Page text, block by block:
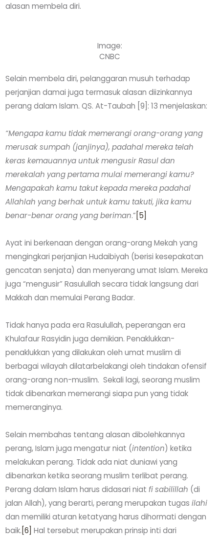
alasan membela diri.
Image:
CNBC
Selain membela diri, pelanggaran musuh terhadap
perjanjian damai juga termasuk alasan diizinkannya
perang dalam Islam. QS. At-Taubah [9]: 13 menjelaskan:
“Mengapa kamu tidak memerangi orang-orang yang
merusak sumpah (janjinya), padahal mereka telah
keras kemauannya untuk mengusir Rasul dan
merekalah yang pertama mulai memerangi kamu?
Mengapakah kamu takut kepada mereka padahal
Allahlah yang berhak untuk kamu takuti, jika kamu
benar-benar orang yang beriman.”[5]
Ayat ini berkenaan dengan orang-orang Mekah yang
mengingkari perjanjian Hudaibiyah (berisi kesepakatan
gencatan senjata) dan menyerang umat Islam. Mereka
juga “mengusir” Rasulullah secara tidak langsung dari
Makkah dan memulai Perang Badar.
Tidak hanya pada era Rasulullah, peperangan era
Khulafaur Rasyidin juga demikian. Penaklukkan-
penaklukkan yang dilakukan oleh umat muslim di
berbagai wilayah dilatarbelakangi oleh tindakan ofensif
orang-orang non-muslim. Sekali lagi, seorang muslim
tidak dibenarkan memerangi siapa pun yang tidak
memeranginya.
Selain membahas tentang alasan dibolehkannya
perang, Islam juga mengatur niat (intention) ketika
melakukan perang. Tidak ada niat duniawi yang
dibenarkan ketika seorang muslim terlibat perang.
Perang dalam Islam harus didasari niatfi sabilillah (di
jalan Allah), yang berarti, perang merupakan tugasilahi
dan memiliki aturan ketatyang harus dihormati dengan
baik.[6] Hal tersebut merupakan prinsip inti dari